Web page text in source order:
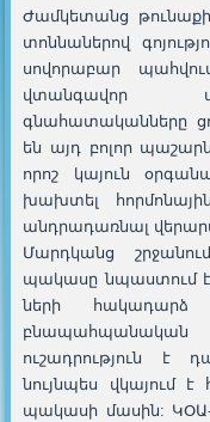
Ժամկետանց
տոննաներով
սովորաբար
վտանգավոր
գնահատականները
են այդ բոլոր
որոշ կայուն
խախտել
անդրադառնալ
Մարդկանց
պակասը նպաստում է
ների հակադարձ
ուշադրություն է
նույնպես վկայում
պակասի մասին: ԿՕԱ-